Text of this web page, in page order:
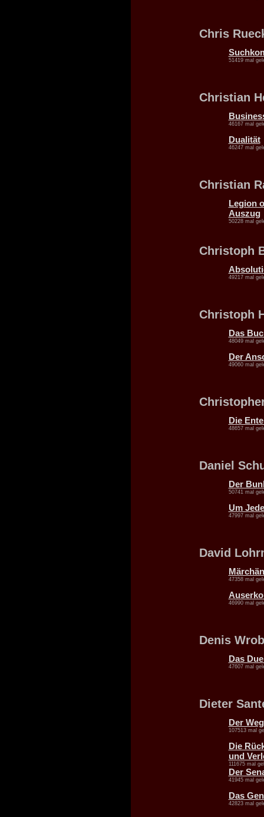
Chris
51419 mal
Christian
46167 mal
Dualität
46247 mal
Christian
Legion
Auszug
50228 mal
Christoph
49217 mal
Christoph
Das
48049 mal
Der
49060 mal
Die
48657 mal
Daniel
Der
50741 mal
Um
47997 mal
David
47358 mal
46990 mal
Denis
Das
47607 mal
Dieter
Der
107513 mal
Die
und
111675 mal
Der
41945 mal
Das
42823 mal